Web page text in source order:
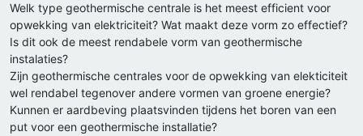
Welk type geothermische centrale is het meest efficient voor
opwekking van elektriciteit? Wat maakt deze vorm zo effectief?
Is dit ook de meest rendabele vorm van geothermische
instalaties?
Zijn geothermische centrales voor de opwekking van elekticiteit
wel rendabel tegenover andere vormen van groene energie?
Kunnen er aardbeving plaatsvinden tijdens het boren van een
put voor een geothermische installatie?